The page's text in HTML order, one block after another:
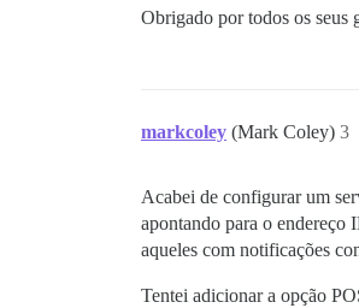
Obrigado por todos os seus
markcoley (Mark Coley) 3
Acabei de configurar um
apontando para o endereço
aqueles com notificações
Tentei adicionar a opção